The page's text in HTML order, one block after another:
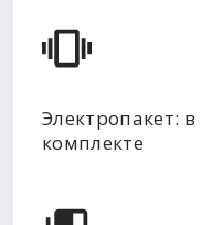
Электропакет: в
комплекте